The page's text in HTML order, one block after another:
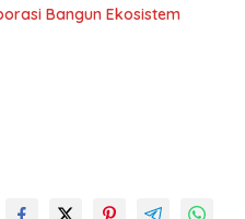
Bangun Ekosistem